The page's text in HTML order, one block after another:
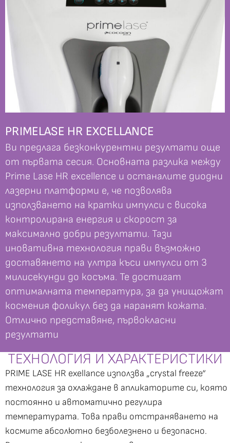
PRIMELASE HR EXCELLANCE
Ви предлага безконкурентни резултати още
от първата сесия. Основната разлика между
Prime Lase HR excellence и останалите диодни
лазерни платформи е, че позволява
използването на кратки импулси с висока
контролирана енергия и скорост за
максимално добри резултати. Тази
иновативна технология прави възможно
доставянето на ултра къси импулси от 3
милисекунди до косъма. Те достигат
оптималната температура, за да унищожат
космения фоликул без да наранят кожата.
Отлично представяне, първокласни
резултати
ТЕХНОЛОГИЯ И ХАРАКТЕРИСТИКИ
PRIME LASE HR exellance използва „crystal freeze“
технология за охлаждане в апликаторите си, която
постоянно и автоматично регулира
температурата. Това прави отстраняването на
космите абсолютно безболезнено и безопасно.